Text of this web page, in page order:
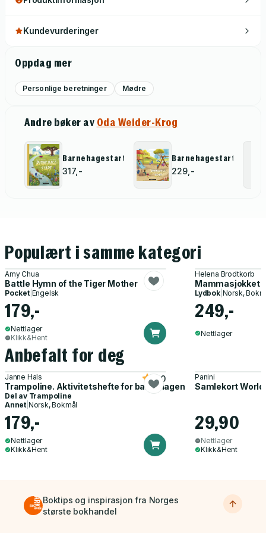
Kundevurderinger
Oppdag mer
Personlige beretninger Mødre
Andre bøker av Oda Weider-Krog
Barnehagestart
317,-
Barnehagestart
229,-
Populært i samme kategori
Amy Chua
Battle Hymn of the Tiger Mother
Pocket| Engelsk
179,-
Nettlager
Klikk&Hent
Helena Brodtkorb
Mammasjokket
Lydbok| Norsk,
249,-
Nettlager
Anbefalt for deg
Janne Hals
Trampoline. Aktivitetshefte for barnehagen
5.0
Del av Trampoline
Annet Norsk, Bokmål
179,-
Nettlager
Klikk&Hent
Panini
Samlekort
29,90
Nettlager
Klikk&Hent
Boktips og inspirasjon fra Norges
største bokhandel